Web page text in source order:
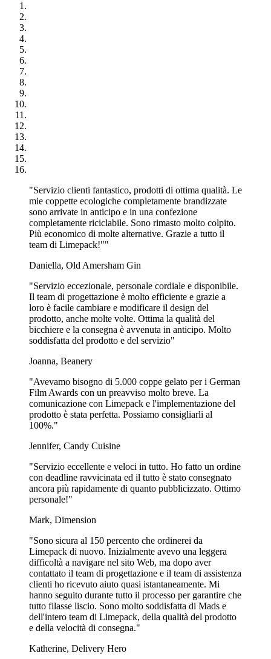
tutti i lati, trasformando l'intera borsa in una tela vibrante per la
grafica del tuo marchio.
Con il giusto design e il giusto messaggio, una semplice borsa di
carta può diventare un potente strumento di marketing che aiuta ad
aumentare la consapevolezza del marchio e la fedeltà dei clienti.
Infine, in termini di costi, le borse di carta brandizzate sono
un'opzione conveniente, soprattutto se ordinate in grandi quantità.
Ideali per servire le bevande: Bicchieri di carta
personalizzati
I bicchieri di carta stampati personalizzati offrono una moltitudine di
vantaggi che vanno oltre il semplice servizio delle bevande. Sono
ideali anche per fornire assaggi di snack, dessert e altre piccole
Inoltre, questi bicchieri sono disponibili in varie dimensioni, il che li
rende perfetti per fornire diverse quantità di campioni. Non importa
se hai intenzione di servire un piccolo campione o una porzione
intera, c'è un formato di bicchiere di carta che fa al caso tuo.
per servire una varietà di bevande. Sono comodi per servire una
punch alla frutta.
I bicchieri a doppia parete, invece, offrono un ulteriore strato di
isolamento. Questo le rende una scelta eccellente per servire
bevande calde come caffè e tè, perché mantengono la bevanda calda
più a lungo e sono più comode da tenere in mano senza il rischio di
Esplorare le possibilità di stampa personalizzata per
i bicchieri di carta
Soprattutto, i bicchieri di carta offrono anche una potenziale tela per
il design e il messaggio unico del tuo marchio attraverso la stampa
l'estetica del tuo marchio, che sia attraverso il logo, lo slogan o una
Il processo di progettazione ti dà la libertà di utilizzare tutti i colori
che vuoi, permettendoti di creare un design vivace e in grado di
attirare l'attenzione, in linea con l'identità del tuo marchio.
Opzioni di bicchieri di carta rispettosi dell'ambiente
Per le aziende che danno priorità alla sostenibilità, i bicchieri di carta
sono l'opzione ideale. Possono essere prodotti con un rivestimento a
base d'acqua che li rende non solo riciclabili ma anche
biodegradabili, in linea con la crescente tendenza dei consumatori
alla sostenibilità. Scegliendo questi bicchieri, allinei il tuo marchio ai
valori eco-consapevoli.
La scelta di bicchieri sostenibili invia ai tuoi clienti un messaggio
forte sui valori e sull'impegno del tuo marchio nei confronti
dell'ambiente. Questo può contribuire a rafforzare la reputazione del
tuo marchio e a creare un legame più profondo con il tuo pubblico di
"Servizio clienti fantastico, prodotti di ottima qualità. Le
mie coppette ecologiche completamente brandizzate
sono arrivate in anticipo e in una confezione
completamente riciclabile. Sono rimasto molto colpito.
Più economico di molte alternative. Grazie a tutto il
team di Limepack!""
Daniella, Old Amersham Gin
"Servizio eccezionale, personale cordiale e disponibile.
Il team di progettazione è molto efficiente e grazie a
loro è facile cambiare e modificare il design del
prodotto, anche molte volte. Ottima la qualità del
bicchiere e la consegna è avvenuta in anticipo. Molto
soddisfatta del prodotto e del servizio"
Joanna, Beanery
"Avevamo bisogno di 5.000 coppe gelato per i German
Film Awards con un preavviso molto breve. La
comunicazione con Limepack e l'implementazione del
prodotto è stata perfetta. Possiamo consigliarli al
100%."
Jennifer, Candy Cuisine
"Servizio eccellente e veloci in tutto. Ho fatto un ordine
con deadline ravvicinata ed il tutto è stato consegnato
ancora più rapidamente di quanto pubblicizzato. Ottimo
personale!"
Mark, Dimension
"Sono sicura al 150 percento che ordinerei da
Limepack di nuovo. Inizialmente avevo una leggera
difficoltà a navigare nel sito Web, ma dopo aver
contattato il team di progettazione e il team di assistenza
clienti ho ricevuto aiuto quasi istantaneamente. Mi
hanno seguito durante tutto il processo per garantire che
tutto filasse liscio. Sono molto soddisfatta di Mads e
dell'intero team di Limepack, della qualità del prodotto
e della velocità di consegna."
Katherine, Delivery Hero